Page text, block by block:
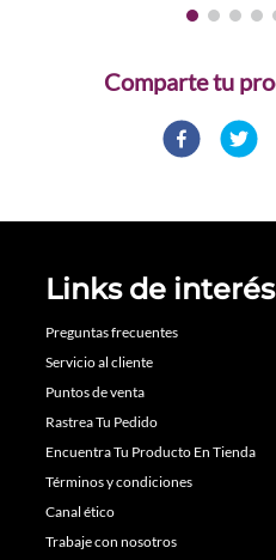
Comparte
Links de interés
Preguntas frecuentes
Servicio al cliente
Puntos de venta
Rastrea Tu Pedido
Encuentra Tu Producto En Tienda
Términos y condiciones
Canal ético
Trabaje con nosotros